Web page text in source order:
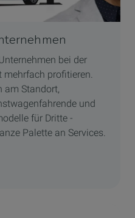
bei der
profitieren.
am Standort,
und
für Dritte -
Palette an Services.